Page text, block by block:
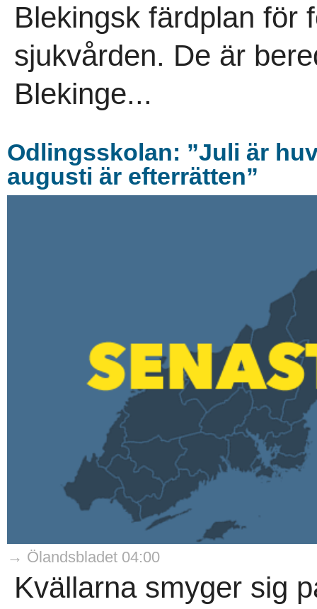
Blekingsk färdplan för
sjukvården. De är
Blekinge...
Odlingsskolan: ”Juli är
augusti är efterrätten”
→ Ölandsbladet 04:00
Kvällarna smyger sig